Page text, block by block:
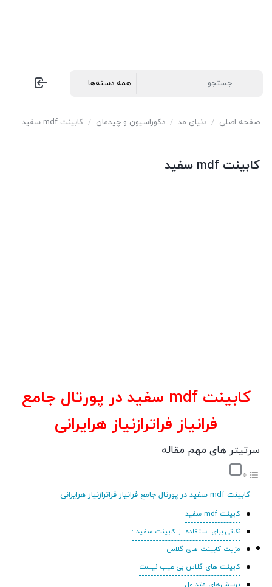
صفحه اصلی / دنیای مد / دکوراسیون و چیدمان / کابینت mdf سفید
کابینت mdf سفید
کابینت mdf سفید در پورتال جامع
فرانیاز فراترازنیاز هرایرانی
سرتیتر های مهم مقاله
کابینت mdf سفید در پورتال جامع فرانیاز فراترازنیاز هرایرانی
کابینت mdf سفید
نکاتی برای استفاده از کابینت سفید :
مزیت کابینت های گلاس
کابینت های گلاس بی عیب نیست
پرسش‌های متداول